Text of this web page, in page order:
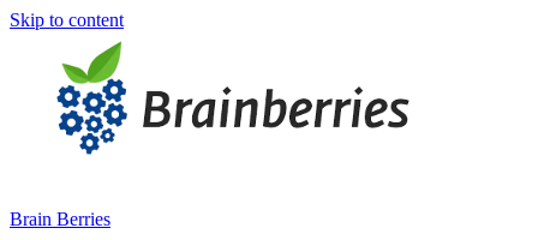
Skip to content
Brain Berries